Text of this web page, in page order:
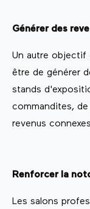
Générer des
Un autre objectif
être de générer
stands
commandites,
revenus
Renforcer la
Les salons